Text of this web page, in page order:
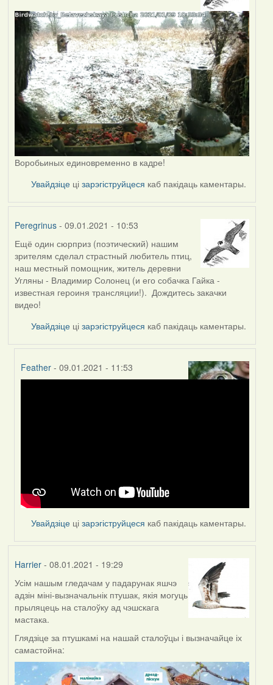
Воробьиных единовременно в кадре!
Увайдзіце цізарэгіструйцеся каб пакідаць каментары.
Peregrinus- 09.01.2021 - 10:53
Ещё один сюрприз (поэтический) нашим
зрителям сделал страстный любитель птиц,
наш местный помощник, житель деревни
Угляны - Владимир Солонец (и его собачка Гайка -
известная героиня трансляции!). Дождитесь закачки
видео!
Увайдзіце цізарэгіструйцеся каб пакідаць каментары.
Feather - 09.01.2021 - 11:53
Увайдзіце цізарэгіструйцеся каб пакідаць каментары.
Harrier- 08.01.2021 - 19:29
Усім нашым гледачам у падарунак яшчэ
адзін міні-вызначальнік птушак, якія могуць
прыляцець на сталоўку ад чэшскага
мастака.
Глядзіце за птушкамі на нашай сталоўцы і вызначайце іх
самастойна: